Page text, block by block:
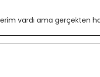
vardı ama gerçekten